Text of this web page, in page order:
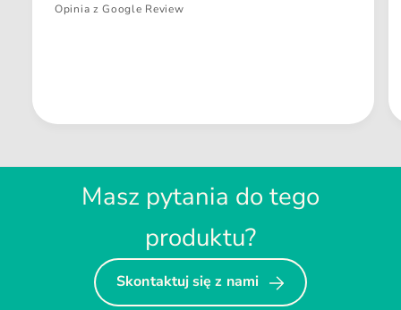
Opinia z Google Review
Masz pytania do tego
produktu?
Skontaktuj się z nami